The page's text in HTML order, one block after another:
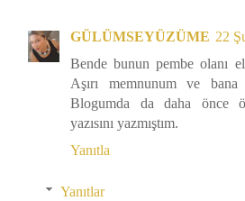
GÜLÜMSEYÜZÜME 22
Bende bunun pembe olanı
Aşırı memnunum ve
Blogumda da daha önce
yazısını yazmıştım.
Yanıtla
Yanıtlar